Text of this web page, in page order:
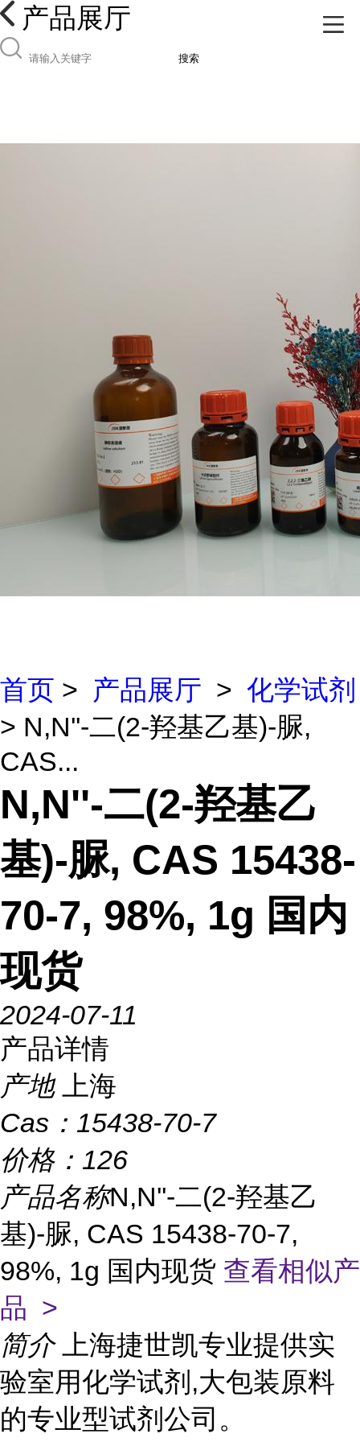
产品展厅
搜索
首页 > 产品展厅 > 化学试剂
> N,N''-二(2-羟基乙基)-脲,
CAS...
N,N''-二(2-羟基乙
基)-脲, CAS 15438-
70-7, 98%, 1g 国内
现货
2024-07-11
产品详情
产地
上海
Cas： 15438-70-7
价格： 126
产品名称N,N''-二(2-羟基乙
基)-脲, CAS 15438-70-7,
98%, 1g 国内现货 查看相似产
品 >
简介
上海捷世凯专业提供实
验室用化学试剂,大包装原料
的专业型试剂公司。